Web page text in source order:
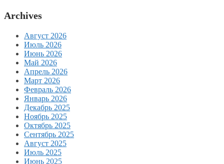
Archives
Август 2026
Июль 2026
Июнь 2026
Май 2026
Апрель 2026
Март 2026
Февраль 2026
Январь 2026
Декабрь 2025
Ноябрь 2025
Октябрь 2025
Сентябрь 2025
Август 2025
Июль 2025
Июнь 2025